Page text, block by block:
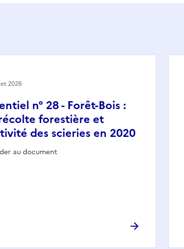
n° 28 - Forêt-Bois :
forestière et
des scieries en 2020
au document
2026